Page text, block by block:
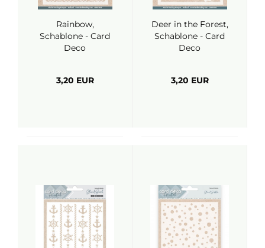
Rainbow,
Schablone - Card
Deco
3,20 EUR
Deer in the Forest,
Schablone - Card
Deco
3,20 EUR